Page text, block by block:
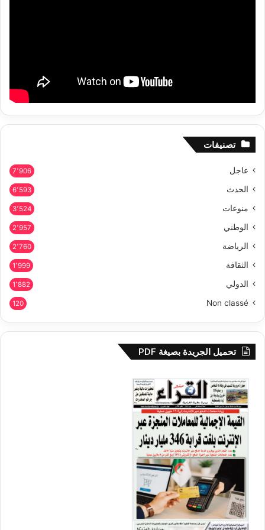
تصنيفات
عاجل 7٬906
الحدث 6٬593
منوعات 3٬524
الوطني 2٬957
الرياضة 2٬760
الثقافة 1٬999
الدولي 1٬882
Non classé
120
تحميل الجريدة بصيغة PDF